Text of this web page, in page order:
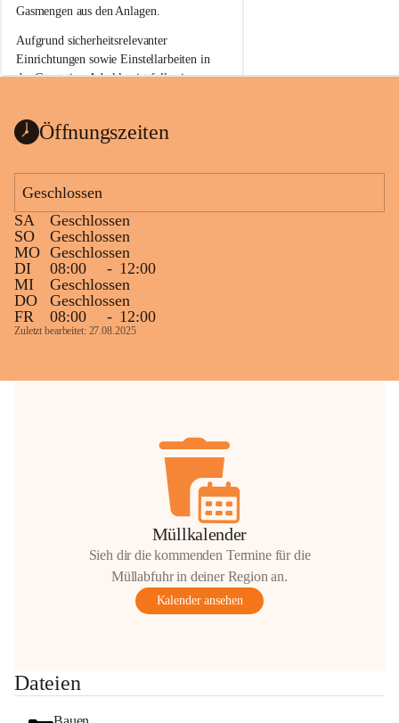
Gasmengen aus den Anlagen.
Aufgrund sicherheitsrelevanter
Einrichtungen sowie Einstellarbeiten in
der Gasstation Aderklaa ist fallweise
kommenden Tagen und Wochen wird
sein.
Die OMV Austria ist bemüht, für die
Bevölkerung ungewohnte, jedoch
technisch notwendige Betriebszustände so
kurz wie möglich zu halten.
Wir bitten daher die umliegende
Bevölkerung um Verständnis.
anrainer-service@omv.com
Bei Fragen, Anliegen oder Beschwerden.
Die OMV wird im Zuge von
Öffnungszeiten
Geschlossen
SA
Geschlossen
SO
Geschlossen
MO Geschlossen
DI
08:00 - 12:00
MI
Geschlossen
DO
Geschlossen
FR
08:00 - 12:00
Zuletzt bearbeitet: 27.08.2025
Müllkalender
Sieh dir die kommenden Termine für die
Müllabfuhr in deiner Region an.
Kalender ansehen
Dateien